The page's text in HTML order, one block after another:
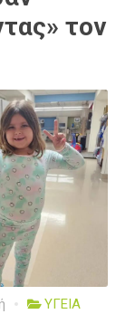
τον
ΥΓΕΙΑ